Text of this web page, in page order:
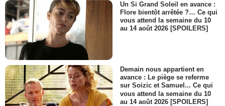
Un Si Grand Soleil en avance :
Flore bientôt arrêtée ?… Ce qui
vous attend la semaine du 10
au 14 août 2026 [SPOILERS]
Demain nous appartient en
avance : Le piège se referme
sur Soizic et Samuel... Ce qui
vous attend la semaine du 10
au 14 août 2026 [SPOILERS]